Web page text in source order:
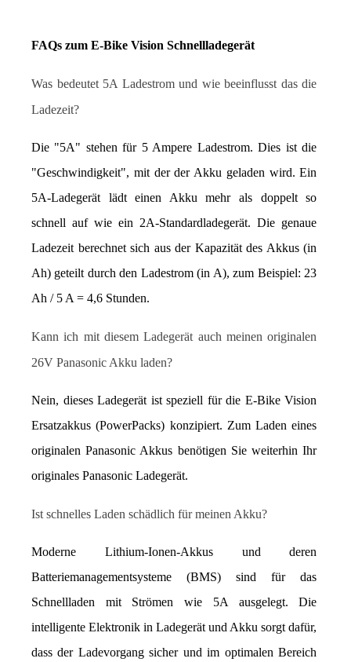
FAQs zum E-Bike Vision Schnellladegerät
Was bedeutet 5A Ladestrom und wie beeinflusst das die
Ladezeit?
Die "5A" stehen für 5 Ampere Ladestrom. Dies ist die
"Geschwindigkeit", mit der der Akku geladen wird. Ein
5A-Ladegerät lädt einen Akku mehr als doppelt so
schnell auf wie ein 2A-Standardladegerät. Die genaue
Ladezeit berechnet sich aus der Kapazität des Akkus (in
Ah) geteilt durch den Ladestrom (in A), zum Beispiel: 23
Ah / 5 A = 4,6 Stunden.
Kann ich mit diesem Ladegerät auch meinen originalen
26V Panasonic Akku laden?
Nein, dieses Ladegerät ist speziell für die E-Bike Vision
Ersatzakkus (PowerPacks) konzipiert. Zum Laden eines
originalen Panasonic Akkus benötigen Sie weiterhin Ihr
originales Panasonic Ladegerät.
Ist schnelles Laden schädlich für meinen Akku?
Moderne Lithium-Ionen-Akkus und deren
Batteriemanagementsysteme (BMS) sind für das
Schnellladen mit Strömen wie 5A ausgelegt. Die
intelligente Elektronik in Ladegerät und Akku sorgt dafür,
dass der Ladevorgang sicher und im optimalen Bereich